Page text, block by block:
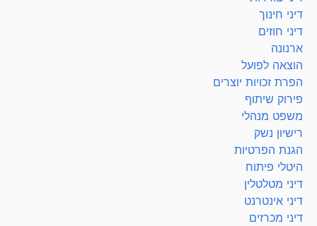
דיני חינוך
דיני חוזים
ארנונה
הוצאה לפועל
הפרת זכויות יוצרים
פירוק שיתוף
משפט מנהלי
רישיון נשק
הגנת הפרטיות
היטלי פיתוח
דיני מטלטלין
דיני אינטרנט
דיני מכרזים